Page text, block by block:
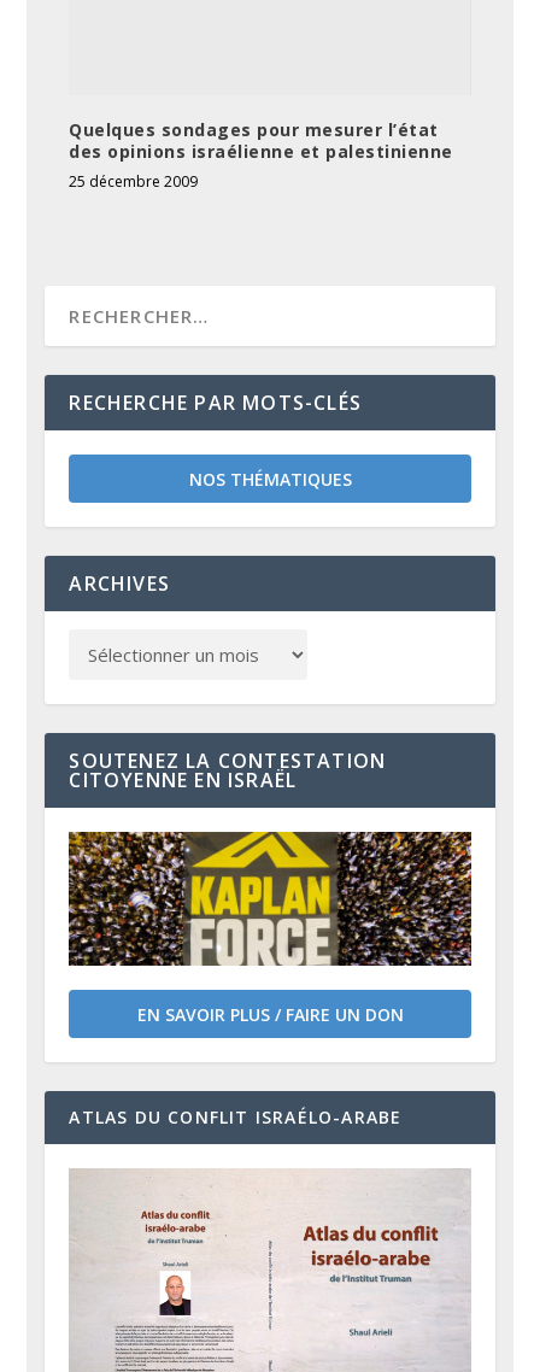
Quelques sondages pour mesurer l’état
des opinions israélienne et palestinienne
25 décembre 2009
RECHERCHE PAR MOTS-CLÉS
NOS THÉMATIQUES
ARCHIVES
SOUTENEZ LA CONTESTATION
CITOYENNE EN ISRAËL
EN SAVOIR PLUS / FAIRE UN DON
ATLAS DU CONFLIT ISRAÉLO-ARABE